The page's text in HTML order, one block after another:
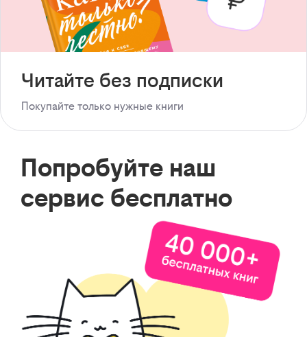
Читайте без подписки
Покупайте только нужные книги
Попробуйте наш
сервис бесплатно